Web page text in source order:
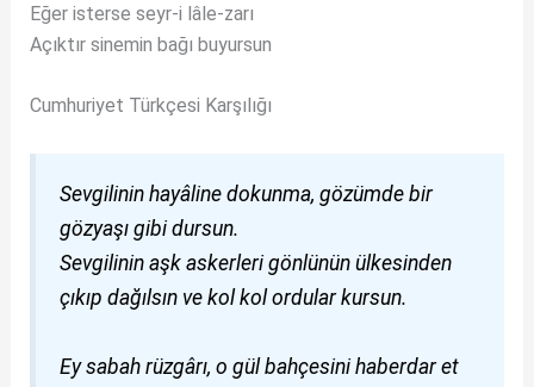
Eğer isterse seyr-i lâle-zarı
Açıktır sinemin bağı buyursun
Cumhuriyet Türkçesi Karşılığı
Sevgilinin hayâline dokunma, gözümde bir
gözyaşı gibi dursun.
Sevgilinin aşk askerleri gönlünün ülkesinden
çıkıp dağılsın ve kol kol ordular kursun.
Ey sabah rüzgârı, o gül bahçesini haberdar et